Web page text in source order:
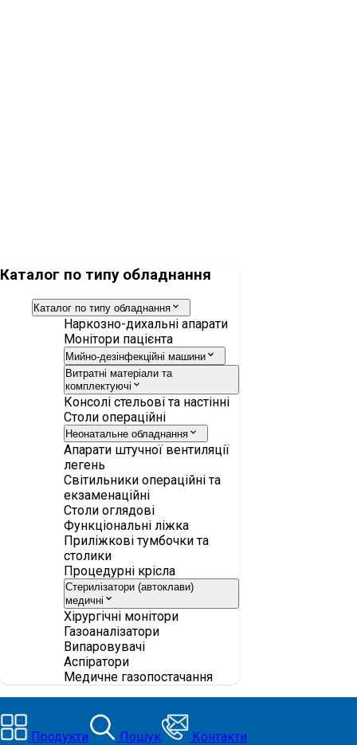
Каталог по типу обладнання
Каталог по типу обладнання
Наркозно-дихальні апарати
Монітори пацієнта
Мийно-дезінфекційні машини
Витратні матеріали та
комплектуючі
Консолі стельові та настінні
Столи операційні
Неонатальне обладнання
Апарати штучної вентиляції
легень
Світильники операційні та
екзаменаційні
Столи оглядові
Функціональні ліжка
Приліжкові тумбочки та
столики
Процедурні крісла
Стерилізатори (автоклави)
медичні
Хірургічні монітори
Газоаналізатори
Випаровувачі
Аспіратори
Медичне газопостачання
Продукти Пошук Контакти